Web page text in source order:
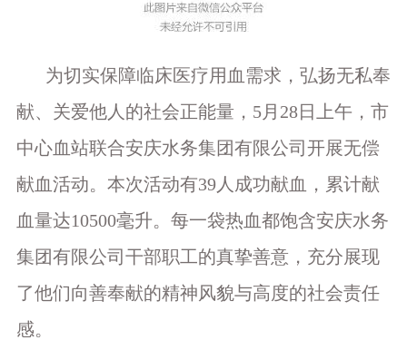
为切实保障临床医疗用血需求，弘扬无私奉
献、关爱他人的社会正能量，5月28日上午，市
中心血站联合安庆水务集团有限公司开展无偿
献血活动。本次活动有39人成功献血，累计献
血量达10500毫升。每一袋热血都饱含安庆水务
集团有限公司干部职工的真挚善意，充分展现
了他们向善奉献的精神风貌与高度的社会责任
感。